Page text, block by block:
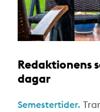
Redaktionens
dagar
Semestertider.